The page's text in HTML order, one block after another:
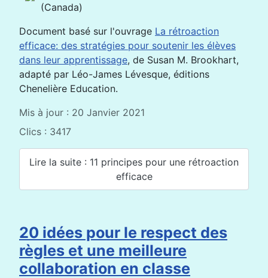
(Canada)
Document basé sur l'ouvrage La rétroaction
efficace: des stratégies pour soutenir les élèves
dans leur apprentissage, de Susan M. Brookhart,
adapté par Léo-James Lévesque, éditions
Chenelière Education.
Mis à jour : 20 Janvier 2021
Clics : 3417
Lire la suite : 11 principes pour une rétroaction
efficace
20 idées pour le respect des
règles et une meilleure
collaboration en classe